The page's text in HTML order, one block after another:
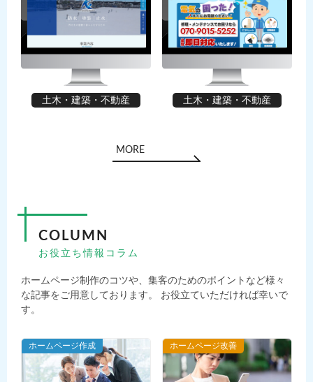
土木・建築・不動産 土木・建築・不動産
MORE
COLUMN
お役立ち情報コラム
ホームページ制作のコツや、集客のためのポイントなど様々
な記事をご用意しております。 お役立ていただければ幸いで
す。
ホームページ作成 ホームページ改善